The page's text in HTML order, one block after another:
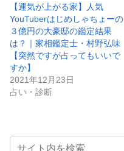
【運気が上がる家】人気
YouTuberはじめしゃちょーの
３億円の大豪邸の鑑定結果
は？｜家相鑑定士・村野弘味
【突然ですが占ってもいいで
すか】
2021年12月23日
占い・診断